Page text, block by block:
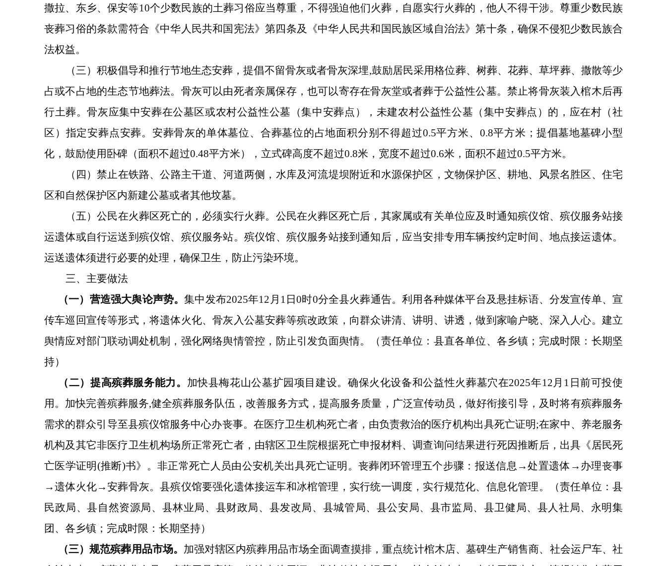
撒拉、东乡、保安等10个少数民族的土葬习俗应当尊重，不得强迫他们火葬，自愿实行火葬的，他人不得干涉。尊重少数民族
丧葬习俗的条款需符合《中华人民共和国宪法》第四条及《中华人民共和国民族区域自治法》第十条，确保不侵犯少数民族合
法权益。
（三） 积极倡导和推行节地生态安葬，提倡不留骨灰或者骨灰深埋,鼓励居民采用格位葬、树葬、花葬、草坪葬、撒散等少
占或不占地的生态节地葬法。骨灰可以由死者亲属保存，也可以寄存在骨灰堂或者葬于公益性公墓。禁止将骨灰装入棺木后再
行土葬。骨灰应集中安葬在公墓区或农村公益性公墓（集中安葬点），未建农村公益性公墓（集中安葬点）的，应在村（社
区）指定安葬点安葬。安葬骨灰的单体墓位、合葬墓位的占地面积分别不得超过0.5平方米、0.8平方米；提倡墓地墓碑小型
化，鼓励使用卧碑（面积不超过0.48平方米），立式碑高度不超过0.8米，宽度不超过0.6米，面积不超过0.5平方米。
（四）禁止在铁路、公路主干道、河道两侧，水库及河流堤坝附近和水源保护区，文物保护区、耕地、风景名胜区、住宅
区和自然保护区内新建公墓或者其他坟墓。
（五）公民在火葬区死亡的，必须实行火葬。公民在火葬区死亡后，其家属或有关单位应及时通知殡仪馆、殡仪服务站接
运遗体或自行运送到殡仪馆、殡仪服务站。 殡仪馆、殡仪服务站接到通知 后，应当安排专用车辆按约定时间 、地点接运遗体。
运送遗体须进行必要的处理，确保卫生，防止污染环境。
三、 主要做法
（一） 营造强大舆论声势。集中发布2025年12月1日0时0分全县火葬通告。利用各种媒体平台及悬挂标语、分发宣传单、宣
传车巡回宣传等形式，将遗体火化、骨灰入公墓安葬等殡改政策，向群众讲清、讲明、讲透，做到家喻户晓、深入人心。建立
舆情应对部门联动调处机制 ，强化网络舆情管控，防止引发负面舆情。（责任单位：县直各单位、各乡镇；完成时限：长期坚
持）
（二） 提高殡葬服务能力 。 加快县梅花山公墓扩园项目建设。确保火化设备和公益性火葬墓穴在2025年12月1日前可投使
用。加快完善殡葬服务,健全殡葬服务队伍，改善服务方式，提高服务质量，广泛宣传动员，做好衔接引导，及时将有殡葬服务
需求的群众引导至县殡仪馆服务中心办丧事。在医疗卫生机构死亡者，由负责救治的医疗机构出具死亡证明;在家中、养老服务
机构及其它非医疗卫生机构场所正常死亡者，由辖区卫生院根据死亡申报材料、调查询问结果进行死因推断后，出具《居民死
亡医学证明(推断)书》。非正常死亡人员由公安机关出具死亡证明。丧葬闭环管理五个步骤：报送信息→处置遗体→办理丧事
→遗体火化→安葬骨灰。县殡仪馆要强化遗体接运车和冰棺管理，实行统一调度，实行规范化、信息化管理。（责任单位： 县
民政局、县自然资源局、县林业局、县财政局、县发改局、县城管局、县公安局、 县市监局、县卫健局、县人社局、永明集
团、各乡镇；完成时限：长期坚持）
（三）规范殡葬用品市场。 加强对辖区内殡葬用品市场全面调查摸排，重点统计棺木店、墓碑生产销售商、社会运尸车、社